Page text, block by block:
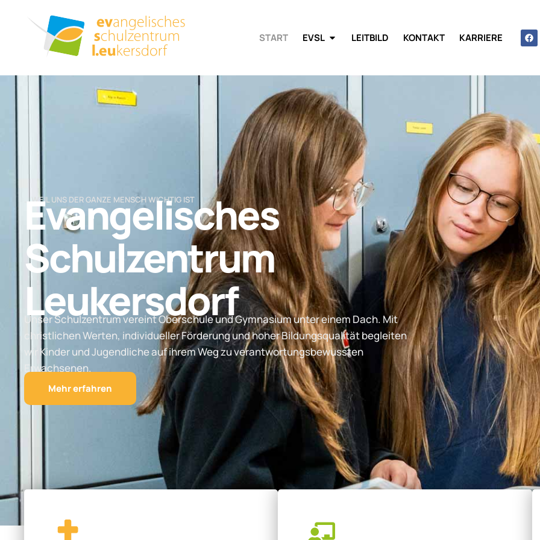
START EVSL LEITBILD KONTAKT KARRIERE
… WEIL UNS DER GANZE MENSCH WICHTIG IST
Evangelisches
Schulzentrum
Leukersdorf
Unser Schulzentrum vereint Oberschule und Gymnasium unter einem Dach. Mit
christlichen Werten, individueller Förderung und hoher Bildungsqualität begleiten
wir Kinder und Jugendliche auf ihrem Weg zu verantwortungsbewussten
Erwachsenen.
Mehr erfahren